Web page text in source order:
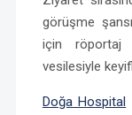
görüşme
için röportaj
vesilesiyle
Doğa Hospital